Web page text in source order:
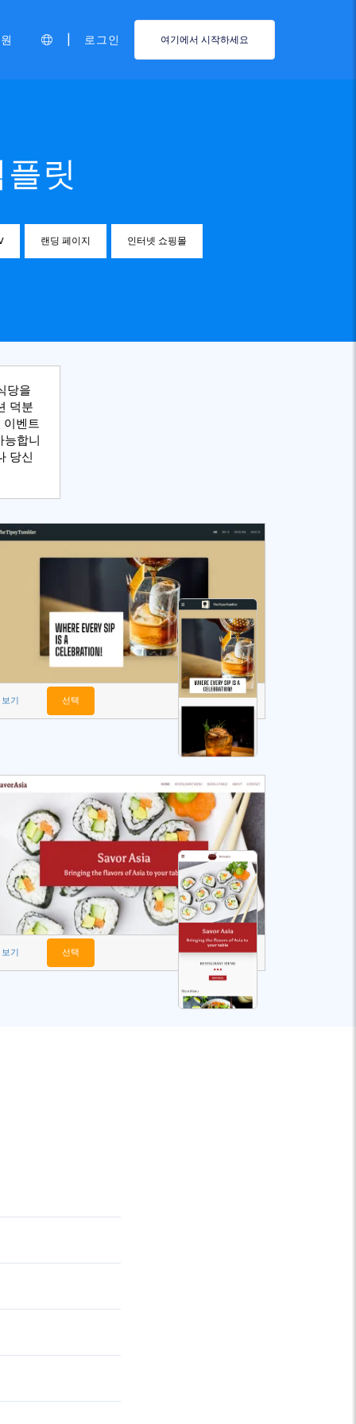
로그인 여기에서 시작하세요
릿
랜딩 페이지 인터넷 쇼핑몰
당을
덕분
이벤트
능합니
당신
보기 선택
보기 선택